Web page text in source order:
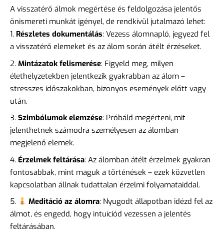
A visszatérő álmok megértése és feldolgozása jelentős
önismereti munkát igényel, de rendkívül jutalmazó lehet:
Részletes dokumentálás: Vezess álomnapló, jegyezd fel
a visszatérő elemeket és az álom során átélt érzéseket.
Mintázatok felismerése: Figyeld meg, milyen
élethelyzetekben jelentkezik gyakrabban az álom –
stresszes időszakokban, bizonyos események előtt vagy
után.
Szimbólumok elemzése: Próbáld megérteni, mit
jelenthetnek számodra személyesen az álomban
megjelenő elemek.
Érzelmek feltárása: Az álomban átélt érzelmek gyakran
fontosabbak, mint maguk a történések – ezek közvetlen
kapcsolatban állnak tudattalan érzelmi folyamataiddal.
Meditáció az álomra: Nyugodt állapotban idézd fel az
álmot, és engedd, hogy intuíciód vezessen a jelentés
feltárásában.